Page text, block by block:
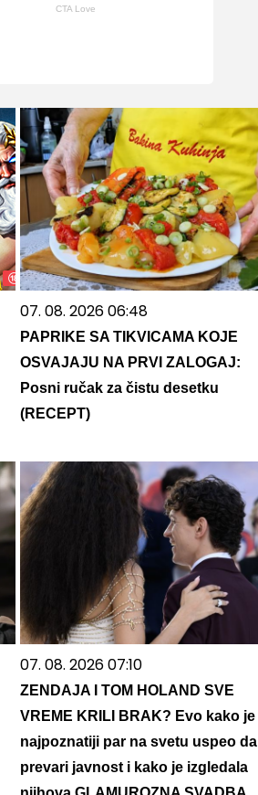
CTA Love
07. 08. 2026 06:48
PAPRIKE SA TIKVICAMA KOJE
OSVAJAJU NA PRVI ZALOGAJ:
Posni ručak za čistu desetku
(RECEPT)
07. 08. 2026 07:10
ZENDAJA I TOM HOLAND SVE
VREME KRILI BRAK? Evo kako je
najpoznatiji par na svetu uspeo da
prevari javnost i kako je izgledala